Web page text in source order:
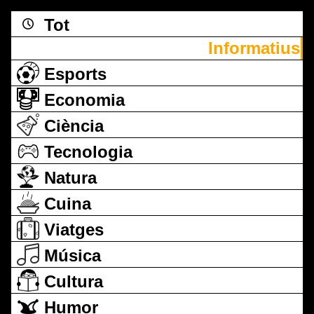
Tot
Informatius
Esports
Economia
Ciència
Tecnologia
Natura
Cuina
Viatges
Música
Cultura
Humor